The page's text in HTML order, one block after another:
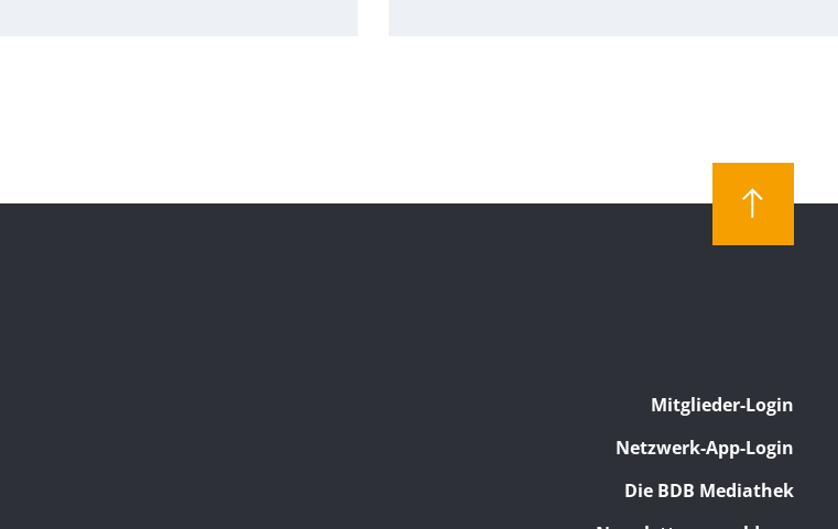
Mitglieder-Login
Netzwerk-App-Login
Die BDB Mediathek